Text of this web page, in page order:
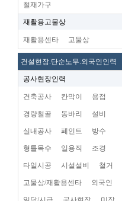
철재가구
재활용고물상
재활용센타 고물상
건설현장.단순노무.외국인인력
공사현장인력
건축공사 칸막이 용접
경량철골 동바리 설비
실내공사 페인트 방수
형틀목수 일용직 조경
타일시공 시설설비 철거
고물상/재활용센타 외국인